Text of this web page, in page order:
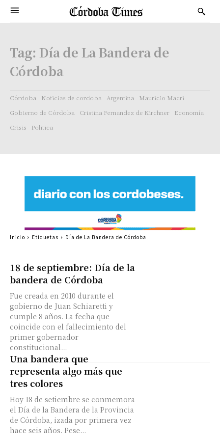
Tag: Día de La Bandera de
Córdoba
Córdoba Noticias de cordoba Argentina
Mauricio Macri
Gobierno de Córdoba
Cristina Fernandez de Kirchner
Economía
Crisis
Politica
18 de septiembre: Día de la
bandera de Córdoba
Fue creada en 2010 durante el
gobierno de Juan Schiaretti y
cumple 8 años. La fecha que
coincide con el fallecimiento del
primer gobernador
constitucional...
Una bandera que
representa algo más que
tres colores
Hoy 18 de setiembre se conmemora
el Día de la Bandera de la Provincia
de Córdoba, izada por primera vez
hace seis años. Pese...
Inicio Etiquetas Día de La Bandera de Córdoba